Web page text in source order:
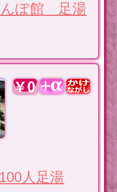
んぽ館 足湯
人足湯